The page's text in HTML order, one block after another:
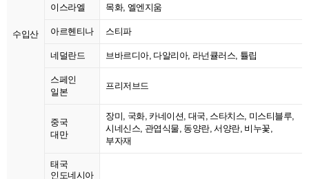
수입산
이스라엘 목화, 엘엔지움
아르헨티나 스티파
네덜란드 브바르디아, 다알리아, 라넌큘러스, 튤립
스페인
일본
프리저브드
중국
대만
장미, 국화, 카네이션, 대국, 스타치스, 미스티블루,
시네신스, 관엽식물, 동양란, 서양란, 비누꽃,
부자재
태국
인도네시아